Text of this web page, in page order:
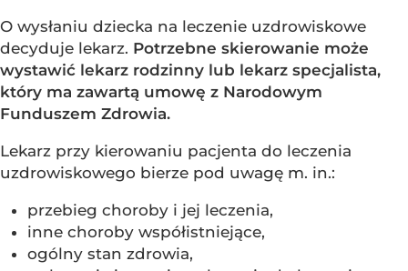
O wysłaniu dziecka na leczenie uzdrowiskowe
decyduje lekarz. Potrzebne skierowanie może
wystawić lekarz rodzinny lub lekarz specjalista,
który ma zawartą umowę z Narodowym
Funduszem Zdrowia.
Lekarz przy kierowaniu pacjenta do leczenia
uzdrowiskowego bierze pod uwagę m. in.:
przebieg choroby i jej leczenia,
inne choroby współistniejące,
ogólny stan zdrowia,